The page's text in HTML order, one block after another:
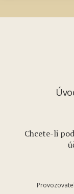
Chcete-li